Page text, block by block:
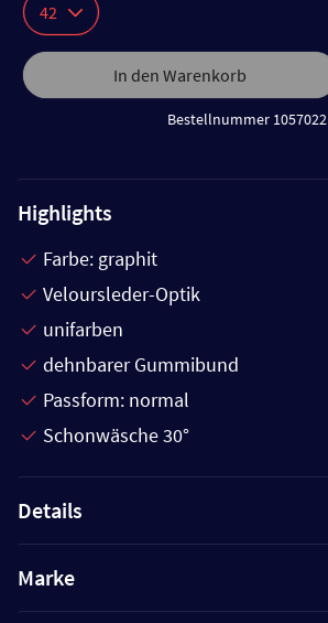
42
In den Warenkorb
Bestellnummer 1057022
Highlights
Farbe: graphit
Veloursleder-Optik
unifarben
dehnbarer Gummibund
Passform: normal
Schonwäsche 30°
Details
Marke